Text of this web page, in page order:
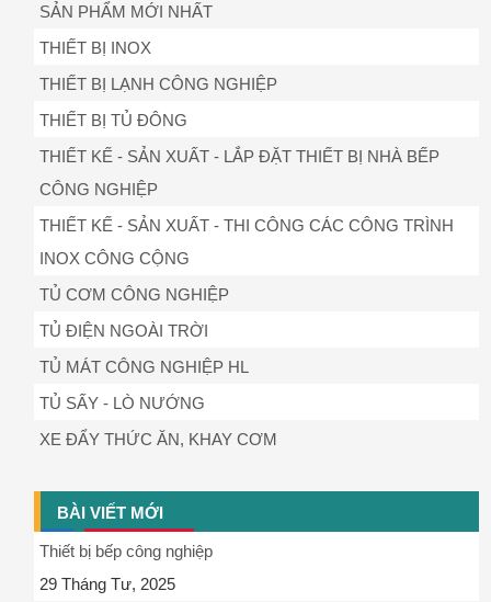
SẢN PHẨM MỚI NHẤT
THIẾT BỊ INOX
THIẾT BỊ LẠNH CÔNG NGHIỆP
THIẾT BỊ TỦ ĐÔNG
THIẾT KẾ - SẢN XUẤT - LẮP ĐẶT THIẾT BỊ NHÀ BẾP
CÔNG NGHIỆP
THIẾT KẾ - SẢN XUẤT - THI CÔNG CÁC CÔNG TRÌNH
INOX CÔNG CỘNG
TỦ CƠM CÔNG NGHIỆP
TỦ ĐIỆN NGOÀI TRỜI
TỦ MÁT CÔNG NGHIỆP HL
TỦ SẤY - LÒ NƯỚNG
XE ĐẨY THỨC ĂN, KHAY CƠM
BÀI VIẾT MỚI
Thiết bị bếp công nghiệp
29 Tháng Tư, 2025